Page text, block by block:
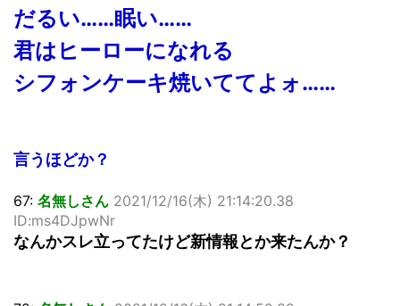
だるい……眠い……
君はヒーローになれる
シフォンケーキ焼いててよォ……
言うほどか？
67: 名無しさん 2021/12/16(木) 21:14:20.38
ID:ms4DJpwNr
なんかスレ立ってたけど新情報とか来たんか？